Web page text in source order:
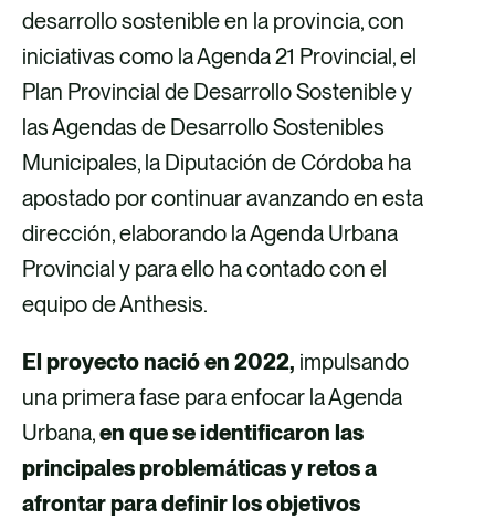
desarrollo sostenible en la provincia, con
iniciativas como la Agenda 21 Provincial, el
Plan Provincial de Desarrollo Sostenible y
las Agendas de Desarrollo Sostenibles
Municipales, la Diputación de Córdoba ha
apostado por continuar avanzando en esta
dirección, elaborando la Agenda Urbana
Provincial y para ello ha contado con el
equipo de Anthesis.
El proyecto nació en 2022, impulsando
una primera fase para enfocar la Agenda
Urbana,en que se identificaron las
principales problemáticas y retos a
afrontar para definir los objetivos